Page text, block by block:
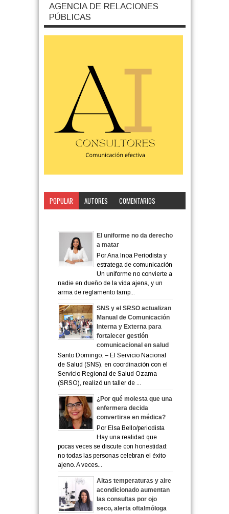
AGENCIA DE RELACIONES
PÚBLICAS
POPULAR AUTORES
COMENTARIOS
El uniforme no da derecho
a matar
Por Ana Inoa Periodista y
estratega de comunicación
Un uniforme no convierte a
nadie en dueño de la vida ajena, y un
arma de reglamento tamp...
SNS y el SRSO actualizan
Manual de Comunicación
Interna y Externa para
fortalecer gestión
comunicacional en salud
Santo Domingo. – El Servicio Nacional
de Salud (SNS), en coordinación con el
Servicio Regional de Salud Ozama
(SRSO), realizó un taller de ...
¿Por qué molesta que una
enfermera decida
convertirse en médica?
Por Elsa Bello/periodista
Hay una realidad que
pocas veces se discute con honestidad:
no todas las personas celebran el éxito
ajeno. A veces...
Altas temperaturas y aire
acondicionado aumentan
las consultas por ojo
seco, alerta oftalmóloga